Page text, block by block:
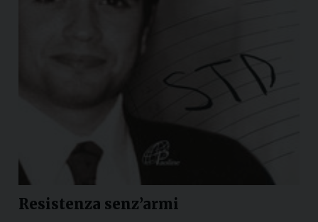
Resistenza senz’armi